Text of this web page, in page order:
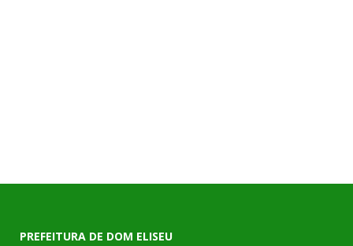
PREFEITURA DE DOM ELISEU